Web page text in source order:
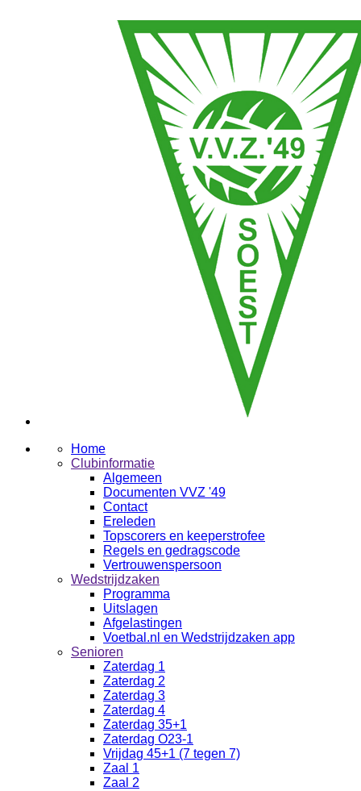
Home
Clubinformatie
Algemeen
Documenten VVZ '49
Contact
Ereleden
Topscorers en keeperstrofee
Regels en gedragscode
Vertrouwenspersoon
Wedstrijdzaken
Programma
Uitslagen
Afgelastingen
Voetbal.nl en Wedstrijdzaken app
Senioren
Zaterdag 1
Zaterdag 2
Zaterdag 3
Zaterdag 4
Zaterdag 35+1
Zaterdag O23-1
Vrijdag 45+1 (7 tegen 7)
Zaal 1
Zaal 2